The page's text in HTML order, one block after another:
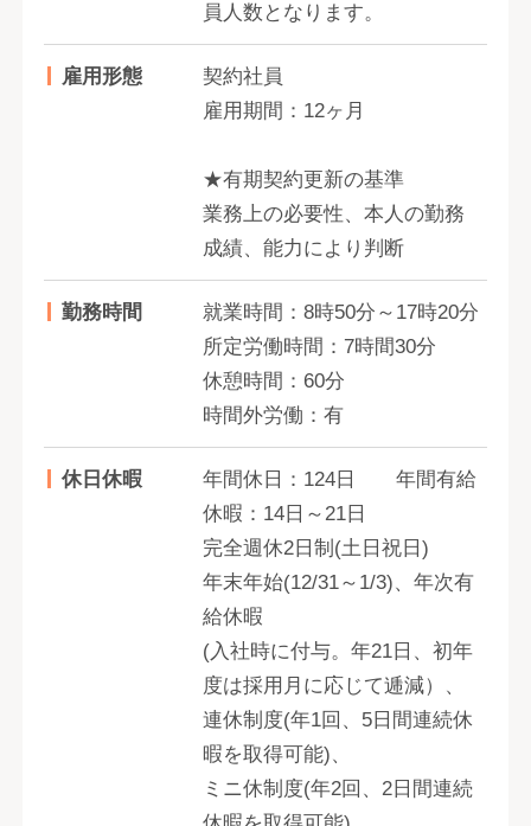
員人数となります。
雇用形態
契約社員
雇用期間：12ヶ月
★有期契約更新の基準
業務上の必要性、本人の勤務
成績、能力により判断
勤務時間
就業時間：8時50分～17時20分
所定労働時間：7時間30分
休憩時間：60分
時間外労働：有
休日休暇
年間休日：124日 年間有給
休暇：14日～21日
完全週休2日制(土日祝日)
年末年始(12/31～1/3)、年次有
給休暇
(入社時に付与。年21日、初年
度は採用月に応じて逓減）、
連休制度(年1回、5日間連続休
暇を取得可能)、
ミニ休制度(年2回、2日間連続